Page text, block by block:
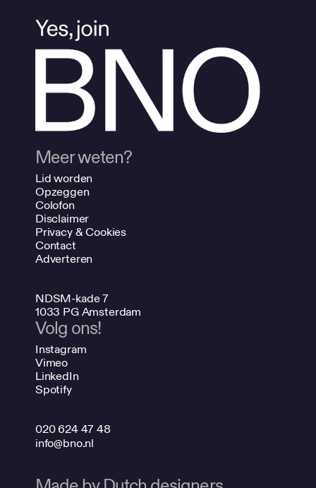
Meer weten?
Lid worden
Opzeggen
Colofon
Disclaimer
Privacy & Cookies
Contact
Adverteren
NDSM-kade 7
1033 PG Amsterdam
Volg ons!
Instagram
Vimeo
LinkedIn
Spotify
020 624 47 48
info@bno.nl